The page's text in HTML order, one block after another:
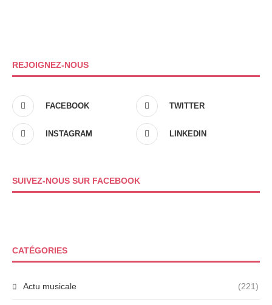
REJOIGNEZ-NOUS
FACEBOOK TWITTER
INSTAGRAM LINKEDIN
SUIVEZ-NOUS SUR FACEBOOK
CATÉGORIES
Actu musicale (221)